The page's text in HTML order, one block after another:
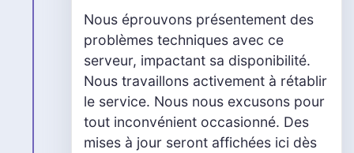
Nous éprouvons présentement des
problèmes techniques avec ce
serveur, impactant sa disponibilité.
Nous travaillons activement à rétablir
le service. Nous nous excusons pour
tout inconvénient occasionné. Des
mises à jour seront affichées ici dès